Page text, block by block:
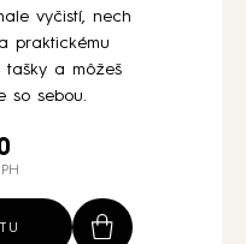
vyčistí, nech
praktickému
tašky a môžeš
so sebou.